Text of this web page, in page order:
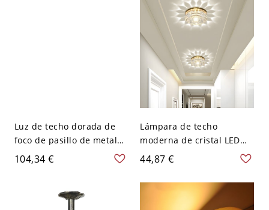
Luz de techo dorada de
foco de pasillo de metal
con montaje semitubular
posmoderno - Dorado 110
104,34 €
Lámpara de techo
moderna de cristal LED
Bowl, color beige, para
pasillo - 110 A 120 V
Tostado Blanco
44,87 €